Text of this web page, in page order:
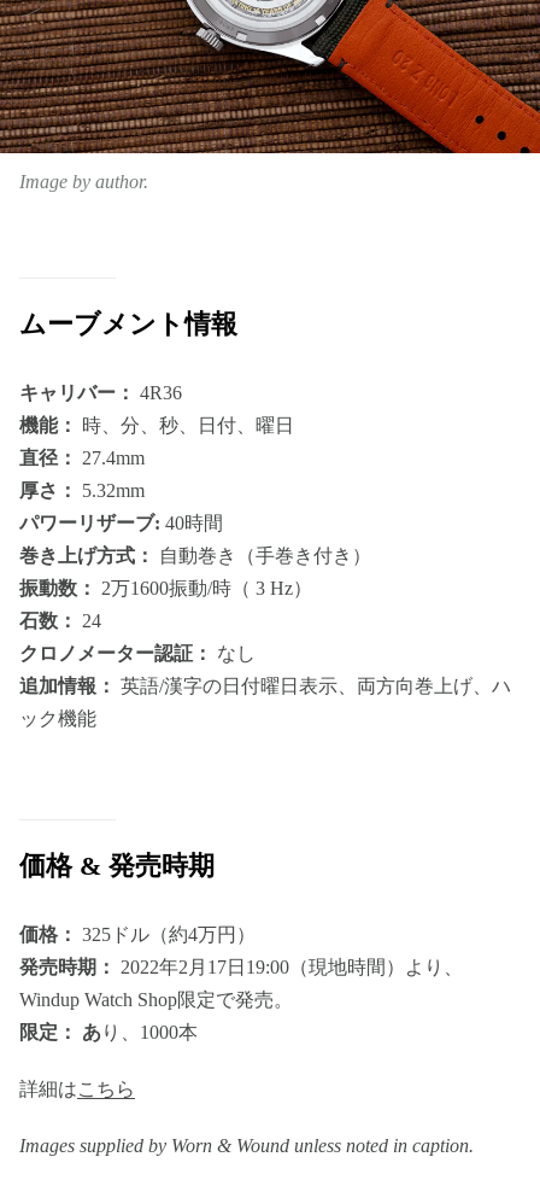
Image by author.
ムーブメント情報
キャリバー： 4R36
機能：
時、分、秒、日付、曜日
直径：
27.4mm
厚さ：
5.32mm
パワーリザーブ: 40時間
巻き上げ方式：
自動巻き（手巻き付き）
振動数：
2万1600振動/時（ 3 Hz）
石数：
24
クロノメーター認証：
なし
追加情報： 英語/漢字の日付曜日表示、両方向巻上げ、ハ
ック機能
価格 & 発売時期
価格： 325ドル（約4万円）
発売時期：
2022年2月17日19:00（現地時間）より、
Windup Watch Shop限定で発売。
限定： あり、1000本
詳細はこちら
Images supplied by Worn & Wound unless noted in caption.